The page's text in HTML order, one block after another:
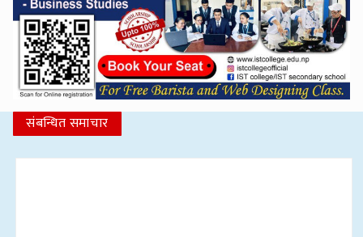
संबन्धित समाचार